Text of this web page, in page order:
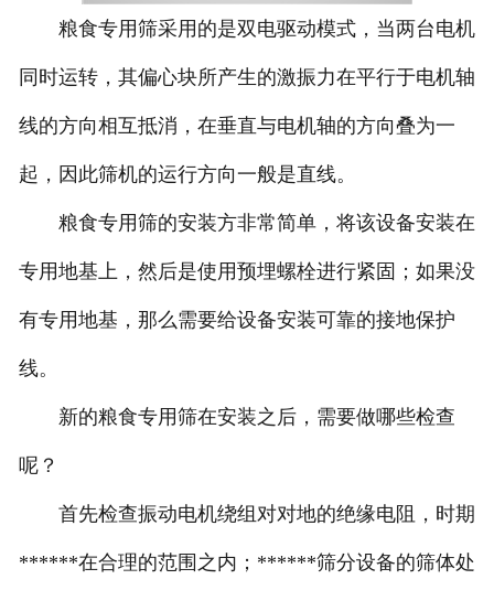
粮食专用筛采用的是双电驱动模式，当两台电机
同时运转，其偏心块所产生的激振力在平行于电机轴
线的方向相互抵消，在垂直与电机轴的方向叠为一
起，因此筛机的运行方向一般是直线。
粮食专用筛的安装方非常简单，将该设备安装在
专用地基上，然后是使用预埋螺栓进行紧固；如果没
有专用地基，那么需要给设备安装可靠的接地保护
线。
新的粮食专用筛在安装之后，需要做哪些检查
呢？
首先检查振动电机绕组对对地的绝缘电阻，时期
******在合理的范围之内；******筛分设备的筛体处